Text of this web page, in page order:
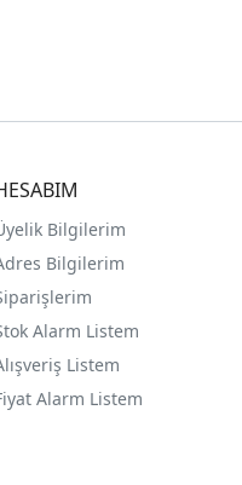
Bilgilerim
Bilgilerim
Alarm Listem
Listem
Alarm Listem